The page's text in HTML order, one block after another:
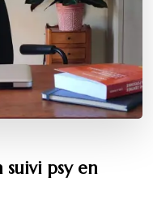
suivi psy en